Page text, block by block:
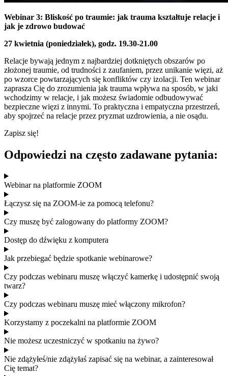
Webinar 3: Bliskość po traumie: jak trauma kształtuje relacje i
jak je zdrowo budować
27 kwietnia (poniedziałek), godz. 19.30-21.00
Relacje bywają jednym z najbardziej dotkniętych obszarów po
złożonej traumie, od trudności z zaufaniem, przez unikanie więzi, aż
po wzorce powtarzających się konfliktów czy izolacji. Ten webinar
zaprasza Cię do zrozumienia jak trauma wpływa na sposób, w jaki
wchodzimy w relacje, i jak możesz świadomie odbudowywać
bezpieczne więzi z innymi. To praktyczna i empatyczna przestrzeń,
aby spojrzeć na relacje przez pryzmat uzdrowienia, a nie osądu.
Zapisz się!
Odpowiedzi na często zadawane pytania:
Webinar na platformie ZOOM
Łączysz się na ZOOM-ie za pomocą telefonu?
Czy muszę być zalogowany do platformy ZOOM?
Dostęp do dźwięku z komputera
Jak przebiegać będzie spotkanie webinarowe?
Czy podczas webinaru muszę włączyć kamerkę i udostępnić swoją
twarz?
Czy podczas webinaru muszę mieć włączony mikrofon?
Korzystamy z poczekalni na platformie ZOOM
Nie możesz uczestniczyć w spotkaniu na żywo? ​
Nie zdążyłeś/nie zdążyłaś zapisać się na webinar, a zainteresował
Cię temat?